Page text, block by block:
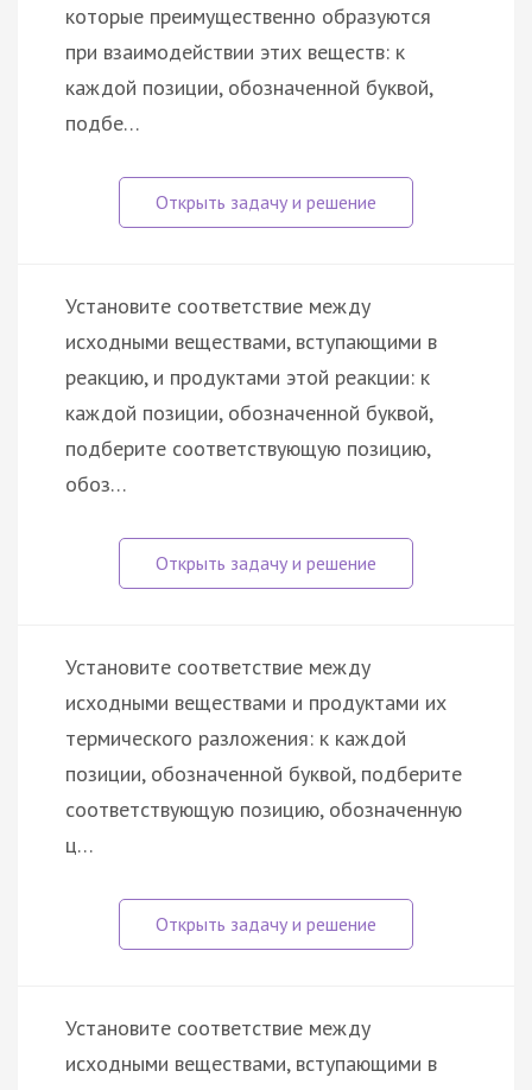
которые преимущественно образуются
при взаимодействии этих веществ: к
каждой позиции, обозначенной буквой,
подбе…
Установите соответствие между
исходными веществами, вступающими в
реакцию, и продуктами этой реакции: к
каждой позиции, обозначенной буквой,
подберите соответствующую позицию,
обоз…
Установите соответствие между
исходными веществами и продуктами их
термического разложения: к каждой
позиции, обозначенной буквой, подберите
соответствующую позицию, обозначенную
ц…
Установите соответствие между
исходными веществами, вступающими в